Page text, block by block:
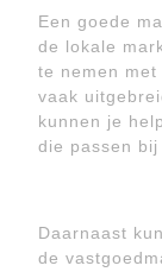
Een goede
de lokale
te nemen
vaak
kunnen je
die passen bij
Daarnaast
de